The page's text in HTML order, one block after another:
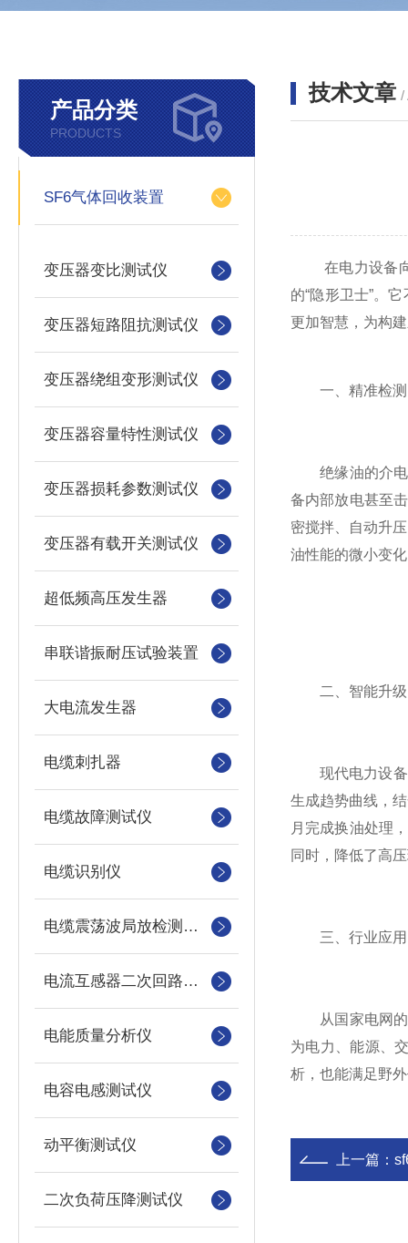
产品分类
PRODUCTS
SF6气体回收装置
变压器变比测试仪
变压器短路阻抗测试仪
变压器绕组变形测试仪
变压器容量特性测试仪
变压器损耗参数测试仪
变压器有载开关测试仪
超低频高压发生器
串联谐振耐压试验装置
大电流发生器
电缆刺扎器
电缆故障测试仪
电缆识别仪
电缆震荡波局放检测装置
电流互感器二次回路测试仪
电能质量分析仪
电容电感测试仪
动平衡测试仪
二次负荷压降测试仪
技术文章 /
在电力设备向
的“隐形卫士”。
更加智慧，为构
一、精准检测
绝缘油的介电
备内部放电甚至
密搅拌、自动升
油性能的微小变
二、智能升级：
现代电力设备对
生成趋势曲线，
月完成换油处理
同时，降低了高
三、行业应用
从国家电网的
为电力、能源、
析，也能满足野
上一篇：